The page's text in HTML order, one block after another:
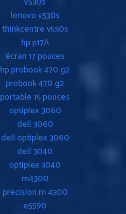
lenovo v530s
thinkcentre v530s
hp p17A
écran 17 pouces
hp probook 470 g2
probook 470 g2
portable 15 pouces
optiplex 3060
dell 3060
dell optiplex 3060
dell 3040
optiplex 3040
m4300
precision m 4300
e5590